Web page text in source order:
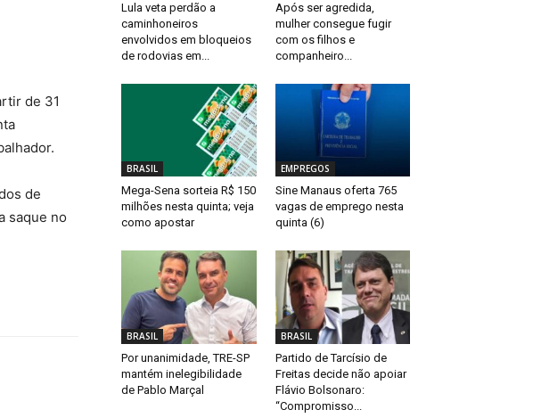
de 31
de
saque no
Lula veta perdão a
caminhoneiros
envolvidos em bloqueios
de rodovias em...
Após ser agredida,
mulher consegue fugir
com os filhos e
companheiro...
BRASIL
Mega-Sena sorteia R$ 150
milhões nesta quinta; veja
como apostar
EMPREGOS
Sine Manaus oferta 765
vagas de emprego nesta
quinta (6)
BRASIL
Por unanimidade, TRE-SP
mantém inelegibilidade
de Pablo Marçal
BRASIL
Partido de Tarcísio de
Freitas decide não apoiar
Flávio Bolsonaro:
“Compromisso...